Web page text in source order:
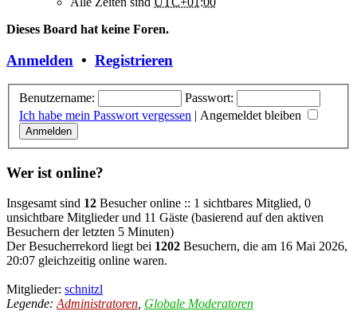
Dieses Board hat keine Foren.
Anmelden • Registrieren
Benutzername:
Passwort:
Ich habe mein Passwort vergessen | Angemeldet bleiben
Wer ist online?
Insgesamt sind 12 Besucher online :: 1 sichtbares Mitglied, 0
unsichtbare Mitglieder und 11 Gäste (basierend auf den aktiven
Besuchern der letzten 5 Minuten)
Der Besucherrekord liegt bei 1202 Besuchern, die am 16 Mai 2026,
20:07 gleichzeitig online waren.
Mitglieder: schnitzl
Legende:Administratoren, Globale Moderatoren